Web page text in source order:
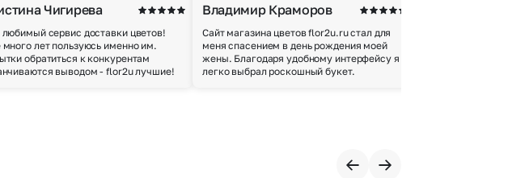
Чигирева
сервис доставки цветов!
лет пользуюсь именно им.
обратиться к конкурентам
выводом - flor2u лучшие!
Владимир Краморов
Сайт магазина цветов flor2u.ru стал для
меня спасением в день рождения моей
жены. Благодаря удобному интерфейсу я
легко выбрал роскошный букет.